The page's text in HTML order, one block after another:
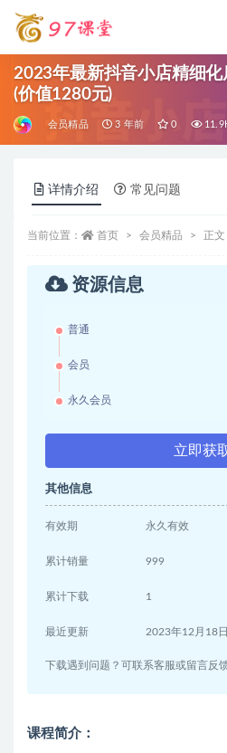
2023年最新抖音小店精细
(价值1280元)
会员精品 3 年前 0
详情介绍 常见问题
当前位置： 首页 会员精品 正文
资源信息
普通
会员
永久会员
立即获
其他信息
有效期 永久有效
累计销量 999
累计下载 1
最近更新 2023年12月18日
下载遇到问题？可联系客服或留言反
课程简介：